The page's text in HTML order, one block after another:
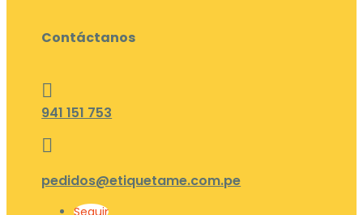
Contáctanos

941 151 753

pedidos@etiquetame.com.pe